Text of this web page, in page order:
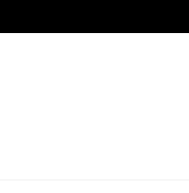
Wie entwickeln